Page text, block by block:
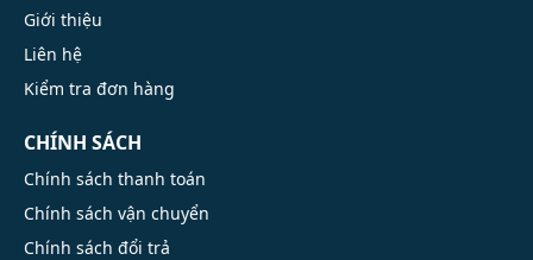
Giới thiệu
Liên hệ
Kiểm tra đơn hàng
CHÍNH SÁCH
Chính sách thanh toán
Chính sách vận chuyển
Chính sách đổi trả